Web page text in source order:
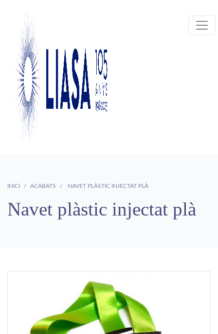
INICI ACABATS NAVET PLÀSTIC INJECTAT PLÀ
Navet plàstic injectat plà
Previous